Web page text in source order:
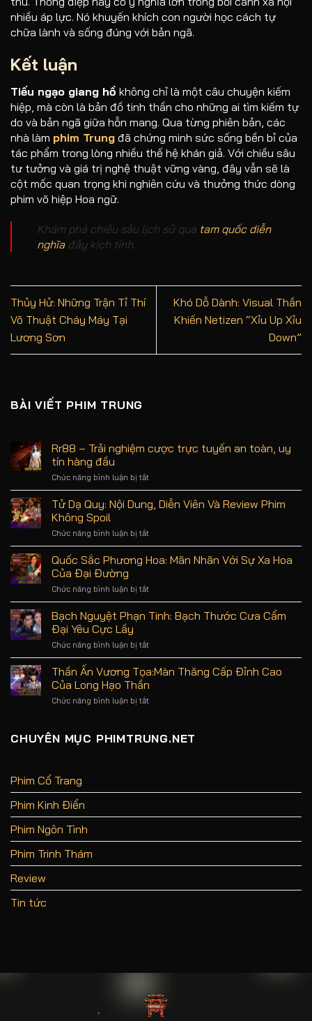
nhiều áp lực. Nó khuyến khích con người học cách tự
chữa lành và sống đúng với bản ngã.
Kết luận
Tiếu ngạo giang hồ không chỉ là một câu chuyện kiếm
hiệp, mà còn là bản đồ tinh thần cho những ai tìm kiếm tự
do và bản ngã giữa hỗn mang. Qua từng phiên bản, các
nhà làm phim Trung đã chứng minh sức sống bền bỉ của
tác phẩm trong lòng nhiều thế hệ khán giả. Với chiều sâu
tư tưởng và giá trị nghệ thuật vững vàng, đây vẫn sẽ là
cột mốc quan trọng khi nghiên cứu và thưởng thức dòng
phim võ hiệp Hoa ngữ.
Khám phá chiều sâu lịch sử qua tam quốc diễn
nghĩađầy kịch tính.
Thủy Hử: Những Trận Tỉ Thí
Võ Thuật Cháy Máy Tại
Lương Sơn
Khó Dỗ Dành: Visual Thần
Khiến Netizen “Xỉu Up Xỉu
Down”
BÀI VIẾT PHIM TRUNG
Rr88 – Trải nghiệm cược trực tuyến an toàn, uy
tín hàng đầu
Chức năng bình luận bị tắt
Rr88
Trải
an
hàng
đầu
Tử Dạ Quy: Nội Dung, Diễn Viên Và Review Phim
Không Spoil
Chức năng bình luận bị tắt
Tử
Dạ
Quy:
Và
Spoil
Quốc Sắc Phương Hoa: Mãn Nhãn Với Sự Xa Hoa
Của Đại Đường
Chức năng bình luận bị tắt
Quốc
Sắc
Phương
Sự
Bạch Nguyệt Phạn Tinh: Bạch Thước Cưa Cẩm
Đại Yêu Cực Lầy
Chức năng bình luận bị tắt
Bạch
Nguyệt
Phạn
Đại
Thần Ấn Vương Tọa:Màn Thăng Cấp Đỉnh Cao
Của Long Hạo Thần
Chức năng bình luận bị tắt
Tọa:Màn
Của
Hạo
CHUYÊN MỤC PHIMTRUNG.NET
Phim Cổ Trang
Phim Kinh Điển
Phim Ngôn Tình
Phim Trinh Thám
Review
Tin tức